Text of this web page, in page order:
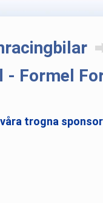
- Formel
trogna